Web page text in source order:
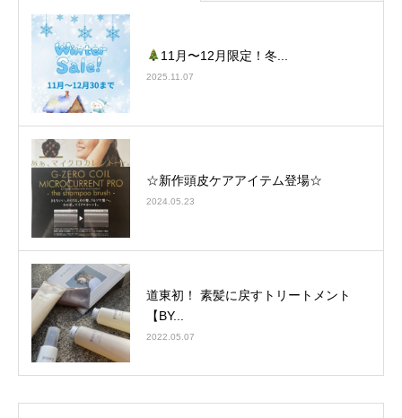
11月〜12月限定！冬...
2025.11.07
☆新作頭皮ケアアイテム登場☆
2024.05.23
道東初！ 素髪に戻すトリートメント
【BY...
2022.05.07